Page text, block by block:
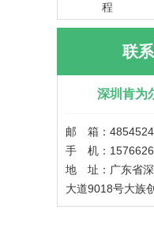
程
联
深圳肯为
邮 箱：
手 机：
地 址：广东省深
大道9018号大族